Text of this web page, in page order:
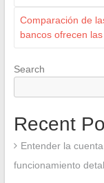
Comparación de
bancos ofrecen
Search
Recent
Entender la
funcionamiento